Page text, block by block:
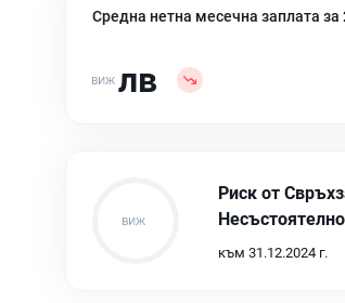
Средна нетна месечна заплата за
лв
Риск от
към 31.12.2024 г.